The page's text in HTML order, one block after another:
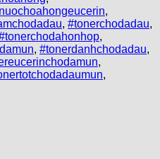
,
, #tonerchodadau,
,
, #tonerdanhchodadau,
,
,